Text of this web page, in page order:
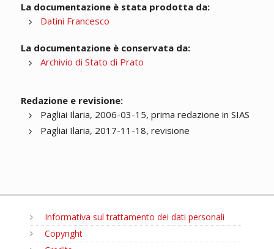
La documentazione è stata prodotta da:
Datini Francesco
La documentazione è conservata da:
Archivio di Stato di Prato
Redazione e revisione:
Pagliai Ilaria, 2006-03-15, prima redazione in SIAS
Pagliai Ilaria, 2017-11-18, revisione
Informativa sul trattamento dei dati personali
Copyright